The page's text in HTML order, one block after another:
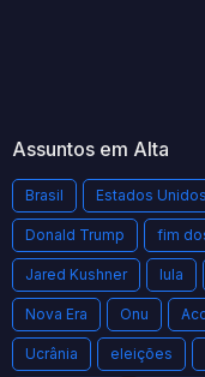
Assuntos em Alta
Brasil Estados Unidos
Donald Trump fim
Jared Kushner lula
Nova Era Onu
Ucrânia eleições